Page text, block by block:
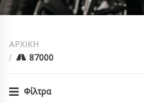
ΑΡΧΙΚΗ
87000
Φίλτρα